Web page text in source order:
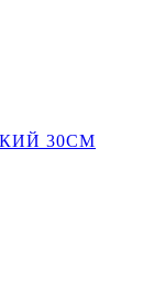
30СМ